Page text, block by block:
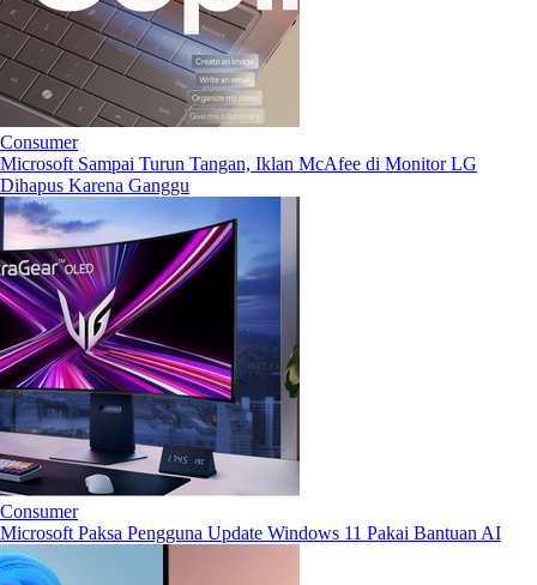
Consumer
Microsoft Sampai Turun Tangan, Iklan McAfee di Monitor LG
Dihapus Karena Ganggu
Consumer
Microsoft Paksa Pengguna Update Windows 11 Pakai Bantuan AI